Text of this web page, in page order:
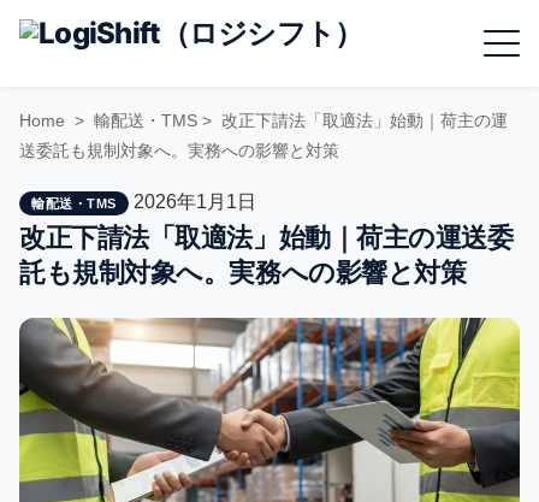
Skip
Menu
Home > 輸配送・TMS > 改正下請法「取適法」始動｜荷主の運
送委託も規制対象へ。実務への影響と対策
輸配送・TMS 2026年1月1日
改正下請法「取適法」始動｜荷主の運送委
託も規制対象へ。実務への影響と対策